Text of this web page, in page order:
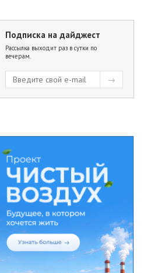
Подписка на дайджест
Рассылка выходит раз в сутки по
вечерам.